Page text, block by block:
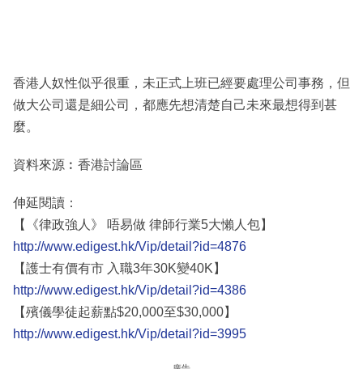
香港人奴性似乎很重，未正式上班已經要處理公司事務，但
做大公司還是細公司，都應先想清楚自己未來最想得到甚
麼。
資料來源︰香港討論區
伸延閱讀：
【《律政強人》 唔易做 律師行業5大懶人包】
http://www.edigest.hk/Vip/detail?id=4876
【護士有價有市 入職3年30K變40K】
http://www.edigest.hk/Vip/detail?id=4386
【殯儀學徒起薪點$20,000至$30,000】
http://www.edigest.hk/Vip/detail?id=3995